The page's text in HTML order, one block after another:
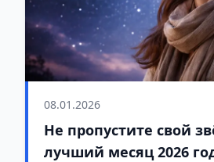
08.01.2026
Не пропустите свой
лучший месяц 2026